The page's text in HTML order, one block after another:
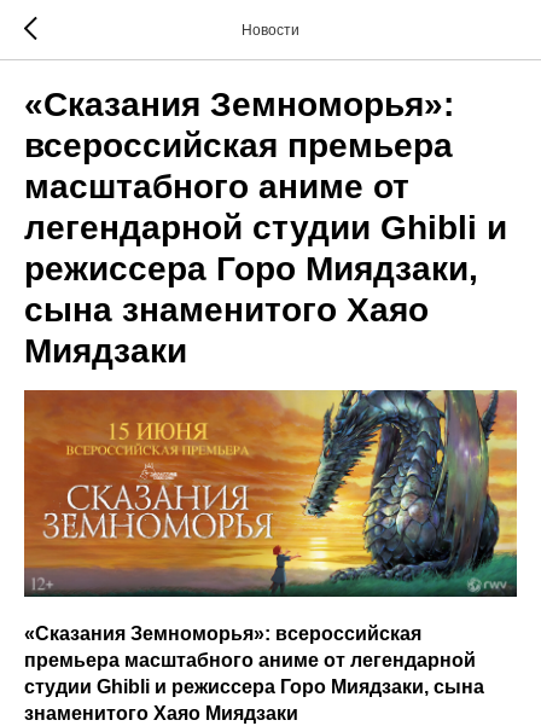
Новости
«Сказания Земноморья»:
всероссийская премьера
масштабного аниме от
легендарной студии Ghibli и
режиссера Горо Миядзаки,
сына знаменитого Хаяо
Миядзаки
«Сказания Земноморья»: всероссийская
премьера масштабного аниме от легендарной
студии Ghibli и режиссера Горо Миядзаки, сына
знаменитого Хаяо Миядзаки